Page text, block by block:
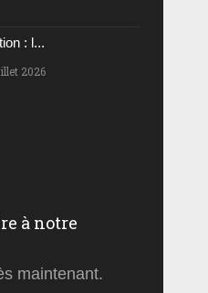
: l...
2026
à notre
maintenant.